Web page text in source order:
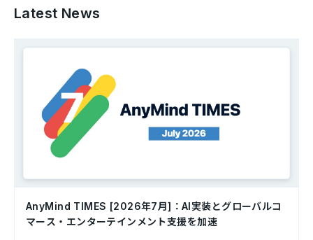
Latest News
AnyMind TIMES [2026年7月]：AI実装とグローバルコ
マース・エンターテインメント支援を加速